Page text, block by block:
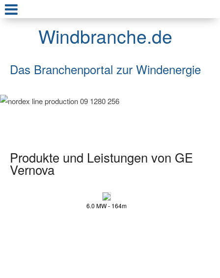
Windbranche.de
Das Branchenportal zur Windenergie
Produkte und Leistungen von GE
Vernova
6.0 MW - 164m